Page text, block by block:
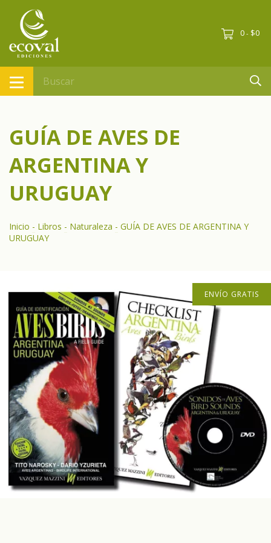
0 - $0
GUÍA DE AVES DE
ARGENTINA Y
URUGUAY
Inicio - Libros - Naturaleza - GUÍA DE AVES DE ARGENTINA Y
URUGUAY
ENVÍO GRATIS